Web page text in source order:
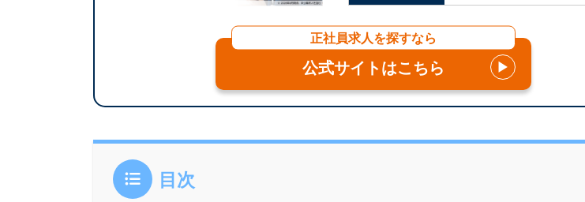
正社員求人を探すなら
公式サイトはこちら ▶
目次